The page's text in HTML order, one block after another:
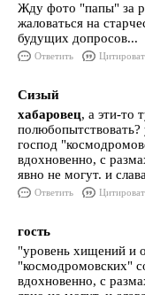
Жду фото "папы" за
жаловаться на
будущих допросов...
Ответить
Сизый
хабаровец, а эти-то
господ
вдохновенно, с
явно не могут. и
Ответить
гость
"уровень хищений и
"космодромовских"
вдохновенно, с